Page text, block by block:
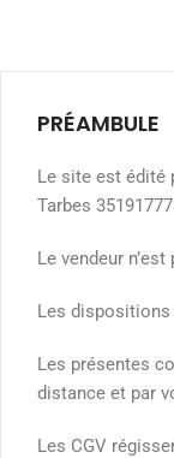
PRÉAMBULE
Le site est édité
Tarbes
Le vendeur
Les dispositions
Les présentes
distance et par
Les CGV